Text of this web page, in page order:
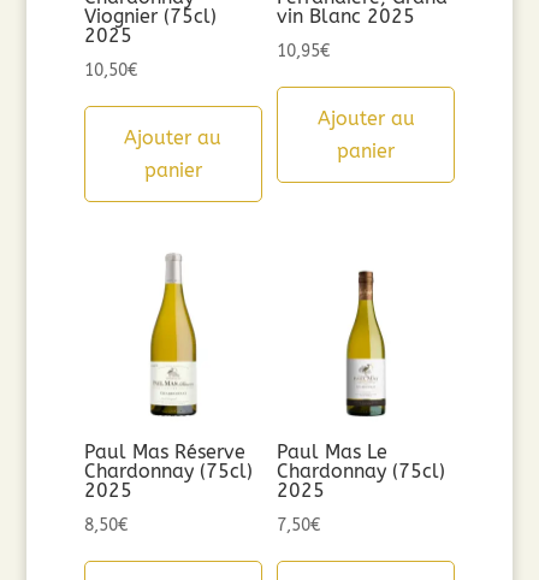
Viognier (75cl)
2025
10,50€
Ajouter au
panier
vin Blanc 2025
10,95€
Ajouter au
panier
Paul Mas Réserve
Chardonnay (75cl)
2025
8,50€
Paul Mas Le
Chardonnay (75cl)
2025
7,50€